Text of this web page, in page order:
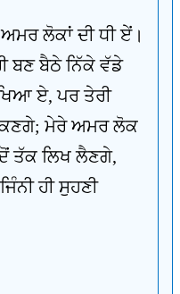
ਲੋਕਾਂ ਦੀ ਧੀ ਏਂ।
ਬਣ ਬੈਠੇ ਨਿੱਕੇ ਵੱਡੇ
ਏ, ਪਰ ਤੇਰੀ
ਮੇਰੇ ਅਮਰ ਲੋਕ
ਤੱਕ ਲਿਖ ਲੈਣਗੇ,
ਹੀ ਸੁਹਣੀ